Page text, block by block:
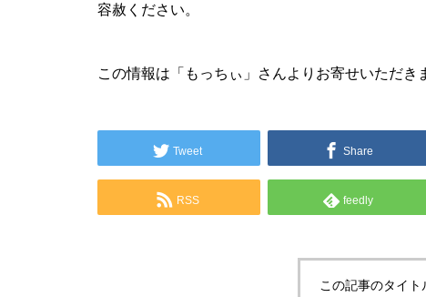
容赦ください。
この情報は「もっちぃ」さんよりお寄せいただき
Tweet Share
RSS feedly
この記事のタイ